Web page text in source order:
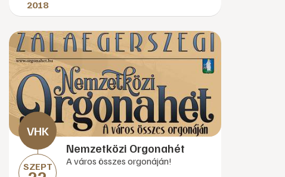
2018
SZEPT
Nemzetközi Orgonahét
A város összes orgonáján!